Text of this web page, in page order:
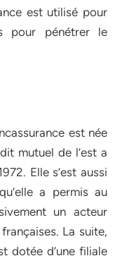
est utilisé pour
pour pénétrer le
est née
mutuel de l’est a
Elle s’est aussi
a permis au
un acteur
La suite,
dotée d’une filiale